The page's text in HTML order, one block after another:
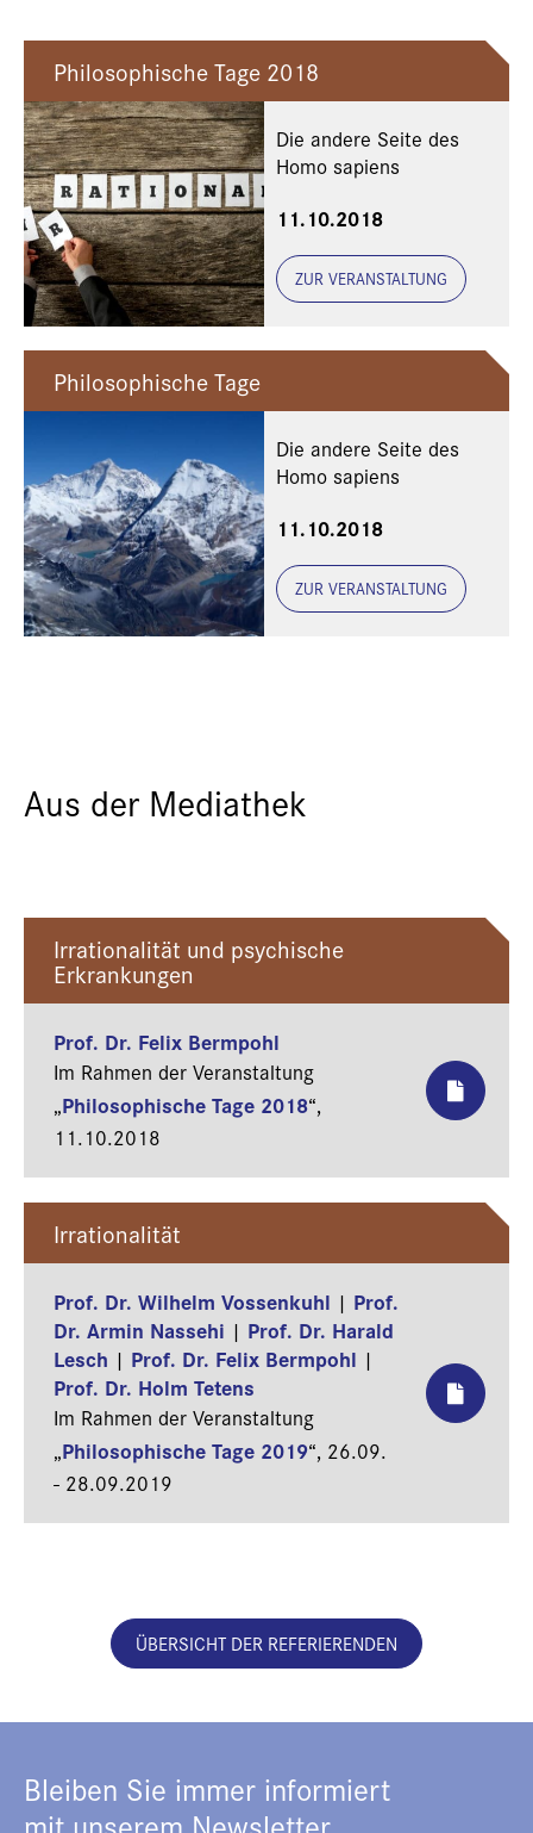
Philosophische Tage 2018
Die andere Seite des
Homo sapiens
11.10.2018
ZUR VERANSTALTUNG
Philosophische Tage
Die andere Seite des
Homo sapiens
11.10.2018
ZUR VERANSTALTUNG
Aus der Mediathek
Irrationalität und psychische
Erkrankungen
Prof. Dr. Felix Bermpohl
Im Rahmen der Veranstaltung
„Philosophische Tage 2018“,
11.10.2018
Irrationalität
Prof. Dr. Wilhelm Vossenkuhl | Prof.
Dr. Armin Nassehi | Prof. Dr. Harald
Lesch | Prof. Dr. Felix Bermpohl |
Prof. Dr. Holm Tetens
Im Rahmen der Veranstaltung
„Philosophische Tage 2019“, 26.09.
- 28.09.2019
ÜBERSICHT DER REFERIERENDEN
Bleiben Sie immer informiert